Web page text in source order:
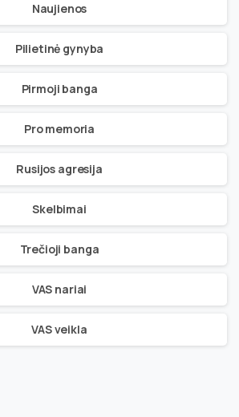
Naujienos
Pilietinė gynyba
Pirmoji banga
Pro memoria
Rusijos agresija
Skelbimai
Trečioji banga
VAS nariai
VAS veikla